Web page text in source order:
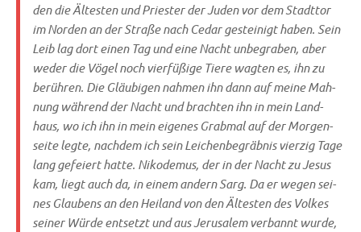
den die Älte­sten und Prie­ster der Juden vor dem Stadt­tor
im Nor­den an der Stra­ße nach Cedar gestei­nigt haben. Sein
Leib lag dort einen Tag und eine Nacht unbe­gra­ben, aber
weder die Vögel noch vier­fü­ßi­ge Tie­re wag­ten es, ihn zu
berüh­ren. Die Gläu­bi­gen nah­men ihn dann auf mei­ne Mah­
nung wäh­rend der Nacht und brach­ten ihn in mein Land­
haus, wo ich ihn in mein eige­nes Grab­mal auf der Mor­gen­
sei­te leg­te, nach­dem ich sein Lei­chen­be­gräb­nis vier­zig Tage
lang gefei­ert hat­te. Niko­de­mus, der in der Nacht zu Jesus
kam, liegt auch da, in einem andern Sarg. Da er wegen sei­
nes Glau­bens an den Hei­land von den Älte­sten des Vol­kes
sei­ner Wür­de ent­setzt und aus Jeru­sa­lem ver­bannt wur­de,